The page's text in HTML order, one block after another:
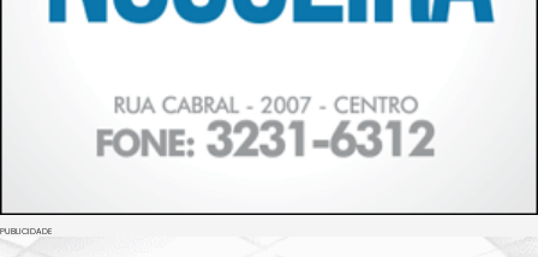
PUBLICIDADE